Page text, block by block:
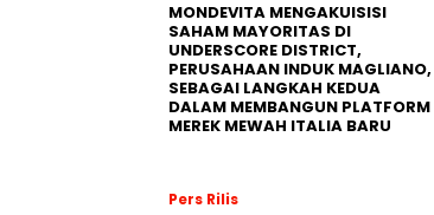
MONDEVITA MENGAKUISISI
SAHAM MAYORITAS DI
UNDERSCORE DISTRICT,
PERUSAHAAN INDUK MAGLIANO,
SEBAGAI LANGKAH KEDUA
DALAM MEMBANGUN PLATFORM
MEREK MEWAH ITALIA BARU
Pers Rilis